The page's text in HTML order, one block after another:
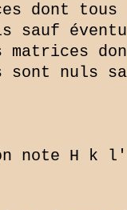
dont tous
sauf
matrices
nuls
note H k